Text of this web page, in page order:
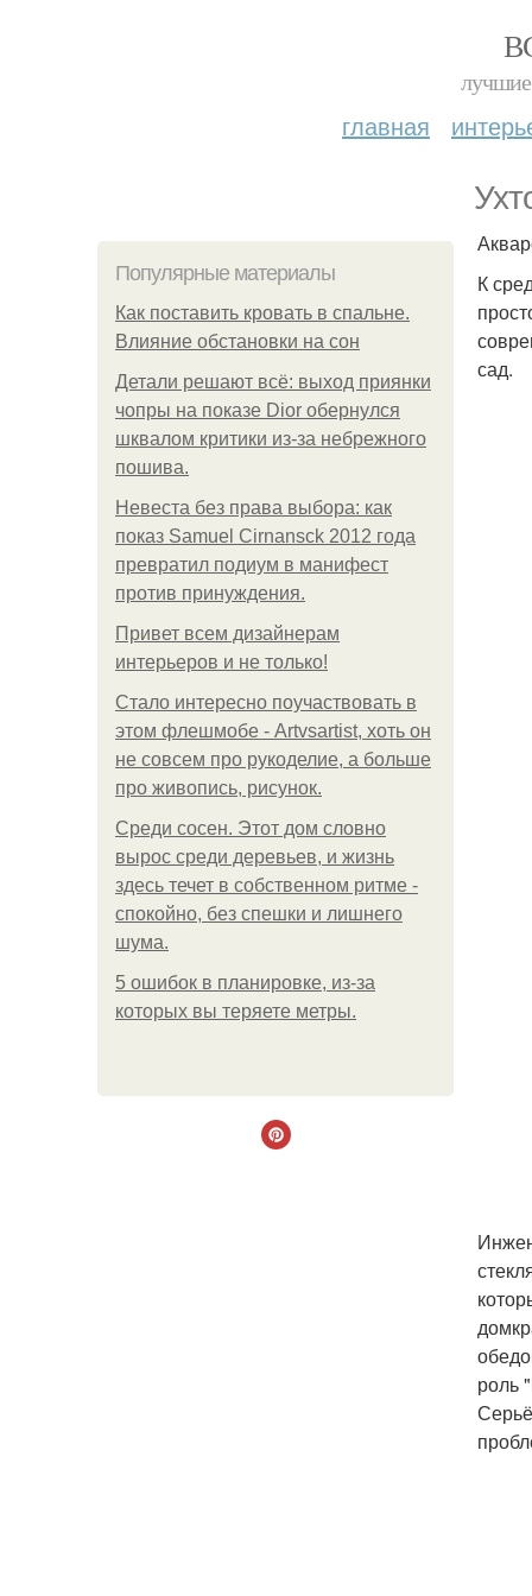
лучшие
главная
Популярные материалы
Как поставить кровать в спальне.
Влияние обстановки на сон
Детали решают всё: выход приянки
чопры на показе Dior обернулся
шквалом критики из-за небрежного
пошива.
Невеста без права выбора: как
показ Samuel Cirnansck 2012 года
превратил подиум в манифест
против принуждения.
Привет всем дизайнерам
интерьеров и не только!
Стало интересно поучаствовать в
этом флешмобе - Artvsartist, хоть он
не совсем про рукоделие, а больше
про живопись, рисунок.
Среди сосен. Этот дом словно
вырос среди деревьев, и жизнь
здесь течет в собственном ритме -
спокойно, без спешки и лишнего
шума.
5 ошибок в планировке, из-за
которых вы теряете метры.
К
сад.
роль